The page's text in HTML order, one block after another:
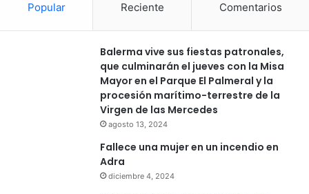
Popular Reciente Comentarios
Balerma vive sus fiestas patronales,
que culminarán el jueves con la Misa
Mayor en el Parque El Palmeral y la
procesión marítimo-terrestre de la
Virgen de las Mercedes
agosto 13, 2024
Fallece una mujer en un incendio en
Adra
diciembre 4, 2024